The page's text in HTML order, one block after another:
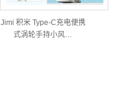
Jimi 积米 Type-C充电便携
式涡轮手持小风…